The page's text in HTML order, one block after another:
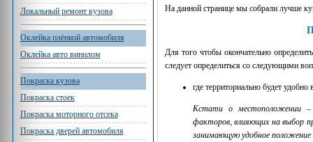
Локальный ремонт кузова
Оклейка плёнкой автомобиля
Оклейка авто винилом
Покраска кузова
Покраска стоек
Покраска моторного отсека
Покраска дверей автомобиля
На данной странице мы собрали лучше
Для того чтобы окончательно
следует определиться со следующими
где территориально будет
Кстати о местоположении –
факторов, влияющих на выбор
занимающую удобное